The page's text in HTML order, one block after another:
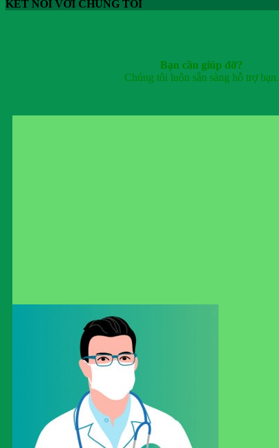
KẾT NỐI VỚI CHÚNG TÔI
Bạn cần giúp đỡ?
Chúng tôi luôn sẵn sàng hỗ trợ bạn.